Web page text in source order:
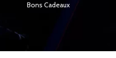
Bons Cadeaux